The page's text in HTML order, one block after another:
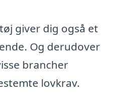
giver dig også et
Og derudover
brancher
lovkrav.